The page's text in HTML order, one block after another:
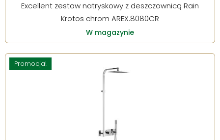
Excellent zestaw natryskowy z deszczownicą Rain
Krotos chrom AREX.8080CR
W magazynie
Promocja!